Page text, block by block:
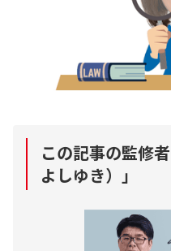
この記事の監修
よしゆき） 」